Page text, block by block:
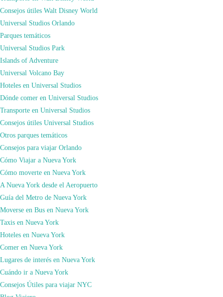
Consejos útiles Walt Disney World
Universal Studios Orlando
Parques temáticos
Universal Studios Park
Islands of Adventure
Universal Volcano Bay
Hoteles en Universal Studios
Dónde comer en Universal Studios
Transporte en Universal Studios
Consejos útiles Universal Studios
Otros parques temáticos
Consejos para viajar Orlando
Cómo Viajar a Nueva York
Cómo moverte en Nueva York
A Nueva York desde el Aeropuerto
Guía del Metro de Nueva York
Moverse en Bus en Nueva York
Taxis en Nueva York
Hoteles en Nueva York
Comer en Nueva York
Lugares de interés en Nueva York
Cuándo ir a Nueva York
Consejos Útiles para viajar NYC
En nuestra web, como puedes observar, te mostramos los mejores consejos
para viajar alrededor de todo el mundo. En nuestra web disponemos de toda la
información más completa para organizar tu viaje a cualquier destino, pero
haciendo especial hincapié enNueva York
que hemos viajado a ambos destinos. Si quieres información personalizada de
cualquier destino, escríbenos a xuso@comoviajar.es o rellena el formulario
decontacto.
adminDeja un comentario en
Disneyland,
el
más
importante
Navegación
de
las
entradas
Puede que también te guste...
febrero 27, 2021
marzo 7, 2024
10 consejos para viajar solo